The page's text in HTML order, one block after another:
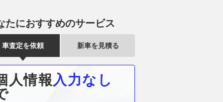
たにおすすめのサービス
車査定を依頼 新車を見積る
人情報 入力なし